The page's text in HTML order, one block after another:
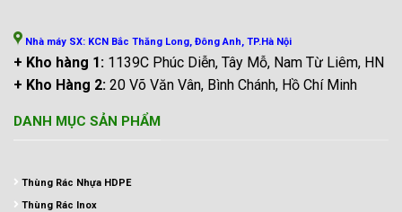
Nhà máy SX: KCN Bắc Thăng Long, Đông Anh, TP.Hà Nội
+ Kho hàng 1: 1139C Phúc Diễn, Tây Mỗ, Nam Từ Liêm, HN
+ Kho Hàng 2: 20 Võ Văn Vân, Bình Chánh, Hồ Chí Minh
DANH MỤC SẢN PHẨM
Thùng Rác Nhựa HDPE
Thùng Rác Inox